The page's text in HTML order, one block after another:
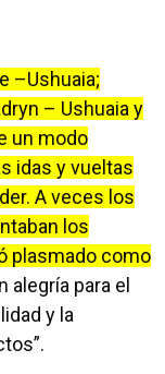
–Ushuaia;
– Ushuaia y
un modo
idas y vueltas
A veces los
los
plasmado como
alegría para el
y la